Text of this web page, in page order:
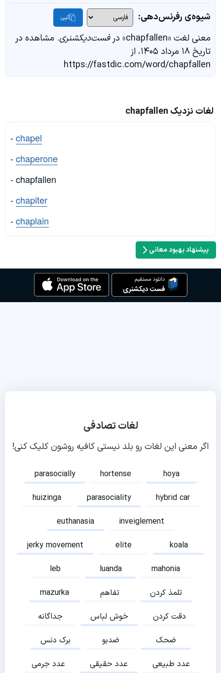
شیوه‌ی رفرنس‌دهی: کپی
معنی لغت «chapfallen» در فست‌دیکشنری. مشاهده در
تاریخ ۱۸ مرداد ۱۴۰۵، از
https://fastdic.com/word/chapfallen
لغات نزدیک chapfallen
-chapel
-chaperone
- chapfallen
-chapiter
-chaplain
پیشنهاد بهبود معانی
لغات تصادفی
اگر معنی این لغات رو بلد نیستی کافیه روشون کلیک کنی!
parasocially hortense
hoya
huizinga
parasociality
hybrid car
euthanasia
inveiglement
jerky movement
elite
koala
leb
luanda
mahonia
mazurka
تفاهم
تلمذ کردن
جداگانه
خوش لباس
دقت کردن
برک دنس
ضدبو
ضحک
عدد جرمی
عدد حقیقی
عدد طبیعی